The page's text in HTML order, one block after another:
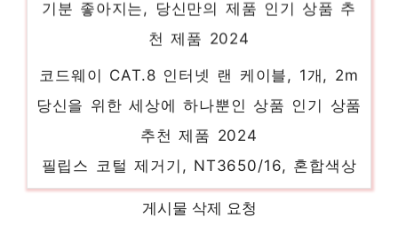
천 제품 2024
천 제품 2024
게시물 삭제 요청